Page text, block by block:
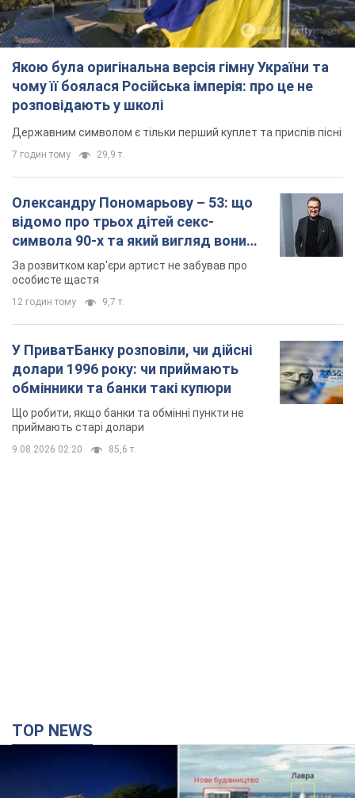
Якою була оригінальна версія гімну України та
чому її боялася Російська імперія: про це не
розповідають у школі
Державним символом є тільки перший куплет та приспів пісні
7 годин тому 29,9 т.
Олександру Пономарьову – 53: що
відомо про трьох дітей секс-
символа 90-х та який вигляд вони
мають
За розвитком кар'єри артист не забував про
особисте щастя
12 годин тому 9,7 т.
У ПриватБанку розповіли, чи дійсні
долари 1996 року: чи приймають
обмінники та банки такі купюри
Що робити, якщо банки та обмінні пункти не
приймають старі долари
9.08.2026 02:20 85,6 т.
TOP NEWS